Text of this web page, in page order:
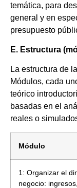
temática, para
general y en
presupuesto
E. Estructura
La estructura de
Módulos, cada
teórico
basadas en el
reales o
Módulo
1: Organizar el
negocio: